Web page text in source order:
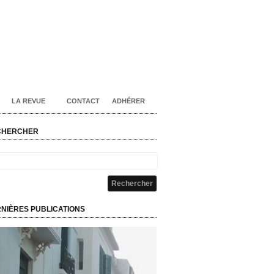
LA REVUE CONTACT ADHÉRER
PUBLICATIONS